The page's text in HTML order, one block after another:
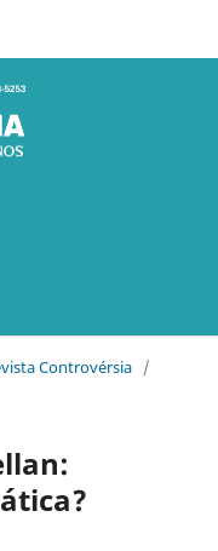
Controvérsia /